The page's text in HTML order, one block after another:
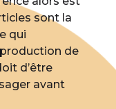
sont la
qui
de
d’être
avant